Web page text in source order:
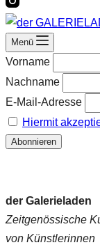
Menü
Vorname
Nachname
E-Mail-Adresse
Hiermit
der Galerieladen
Zeitgenössische
von Künstlerinnen